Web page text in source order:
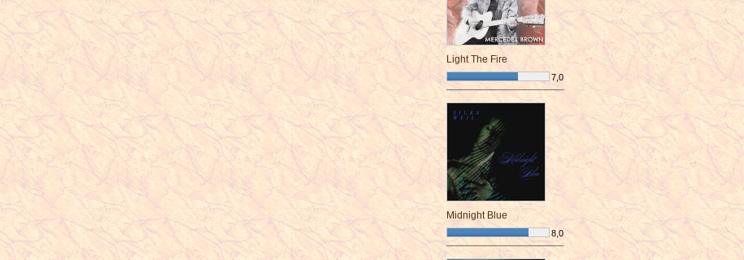
Light The Fire
7,0
¯¯¯¯¯¯¯¯¯¯¯¯¯¯¯¯¯¯¯¯¯¯¯¯
Midnight Blue
8,0
¯¯¯¯¯¯¯¯¯¯¯¯¯¯¯¯¯¯¯¯¯¯¯¯